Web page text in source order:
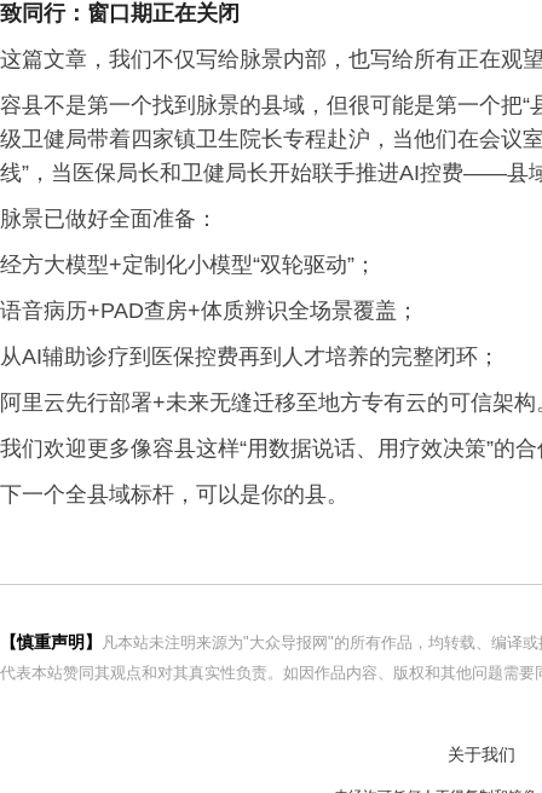
致同行：窗口期正在关闭
这篇文章，我们不仅写给脉景内部，也写给所有正在观
容县不是第一个找到脉景的县域，但很可能是第一个把
级卫健局带着四家镇卫生院长专程赴沪，当他们在会议
线”，当医保局长和卫健局长开始联手推进AI控费——县
脉景已做好全面准备：
经方大模型+定制化小模型“双轮驱动”；
语音病历+PAD查房+体质辨识全场景覆盖；
从AI辅助诊疗到医保控费再到人才培养的完整闭环；
阿里云先行部署+未来无缝迁移至地方专有云的可信架构
我们欢迎更多像容县这样“用数据说话、用疗效决策”的
下一个全县域标杆，可以是你的县。
【慎重声明】
凡本站未注明来源为"大众导报网"的所有作品，均转载、编译
代表本站赞同其观点和对其真实性负责。如因作品内容、版权和其他问题需
关于我们